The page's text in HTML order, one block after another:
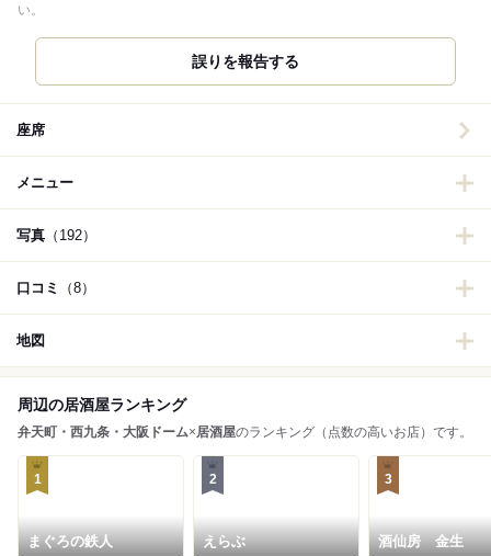
い。
誤りを報告する
座席
メニュー
写真 （192）
口コミ （8）
地図
周辺の居酒屋ランキング
弁天町・西九条・大阪ドーム×居酒屋のランキング（点数の高いお店）です。
1
まぐろの鉄人
2
えらぶ
3
酒仙房 金生